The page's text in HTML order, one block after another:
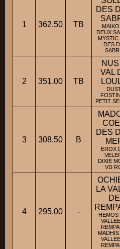
1 362.50 TB
DES
DEUX
MYSTIC
DES
2 351.00 TB
VAL
PETIT
3 308.50 B
DES
EROX
DIXIE
VD
4 295.00 -
LA
HEMOS